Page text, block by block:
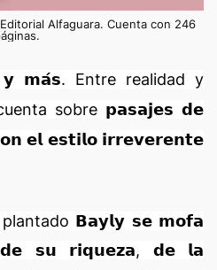
Alfaguara. Cuenta con 246
𝘆 𝗺𝗮́𝘀. Entre realidad y
sobre 𝗽𝗮𝘀𝗮𝗷𝗲𝘀 𝗱𝗲
𝗲𝗹 𝗲𝘀𝘁𝗶𝗹𝗼 𝗶𝗿𝗿𝗲𝘃𝗲𝗿𝗲𝗻𝘁𝗲
𝗕𝗮𝘆𝗹𝘆 𝘀𝗲 𝗺𝗼𝗳𝗮
𝘀𝘂 𝗿𝗶𝗾𝘂𝗲𝘇𝗮, 𝗱𝗲 𝗹𝗮